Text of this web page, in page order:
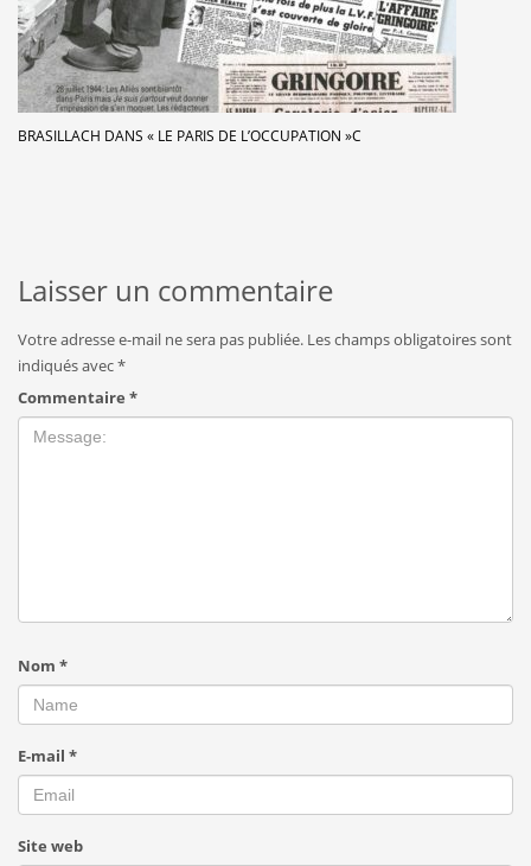
BRASILLACH DANS « LE PARIS DE L’OCCUPATION »C
Laisser un commentaire
Votre adresse e-mail ne sera pas publiée. Les champs obligatoires sont
indiqués avec*
Commentaire *
Nom *
E-mail *
Site web